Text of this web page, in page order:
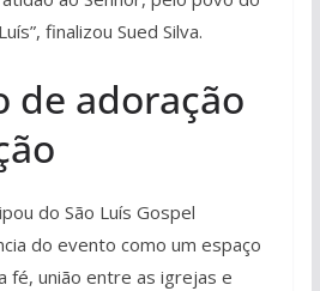
finalizou Sued Silva.
de adoração
do São Luís Gospel
do evento como um espaço
fé, união entre as igrejas e